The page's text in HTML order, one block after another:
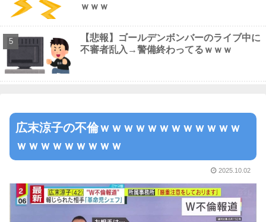
ｗｗｗ
【悲報】ゴールデンボンバーのライブ中に
不審者乱入→警備終わってるｗｗｗ
広末涼子の不倫ｗｗｗｗｗｗｗｗｗｗｗｗ
ｗｗｗｗｗｗｗｗｗ
2025.10.02